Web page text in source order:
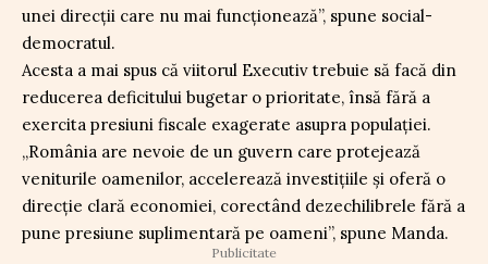
unei direcții care nu mai funcționează”, spune social-
democratul.
Acesta a mai spus că viitorul Executiv trebuie să facă din
reducerea deficitului bugetar o prioritate, însă fără a
exercita presiuni fiscale exagerate asupra populației.
„România are nevoie de un guvern care protejează
veniturile oamenilor, accelerează investițiile și oferă o
direcție clară economiei, corectând dezechilibrele fără a
pune presiune suplimentară pe oameni”, spune Manda.
Publicitate